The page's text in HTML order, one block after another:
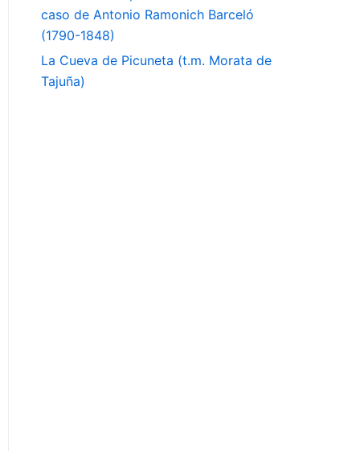
caso de Antonio Ramonich Barceló
(1790-1848)
La Cueva de Picuneta (t.m. Morata de
Tajuña)